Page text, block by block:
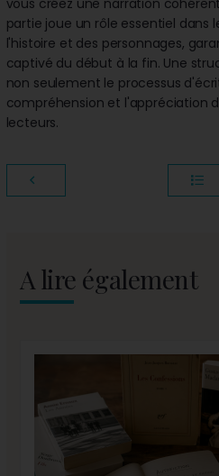
partie joue un rôle essentiel dans
l'histoire et des personnages,
captivé du début à la fin. Une
non seulement le processus
compréhension et l'appréciation
lecteurs.
A lire également